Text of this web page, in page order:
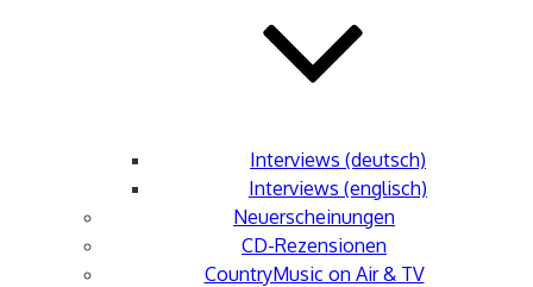
Interviews (deutsch)
Interviews (englisch)
Neuerscheinungen
CD-Rezensionen
CountryMusic on Air & TV